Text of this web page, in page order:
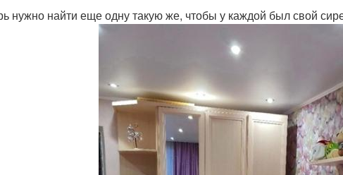
нужно найти еще одну такую же, чтобы у каждой был свой